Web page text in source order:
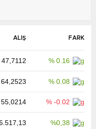
ALIŞ FARK
47,7112 % 0.16
64,2523 % 0.08
55,0214 % -0.02
%0,38